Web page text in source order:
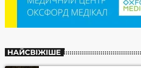
НАЙСВІЖІШЕ